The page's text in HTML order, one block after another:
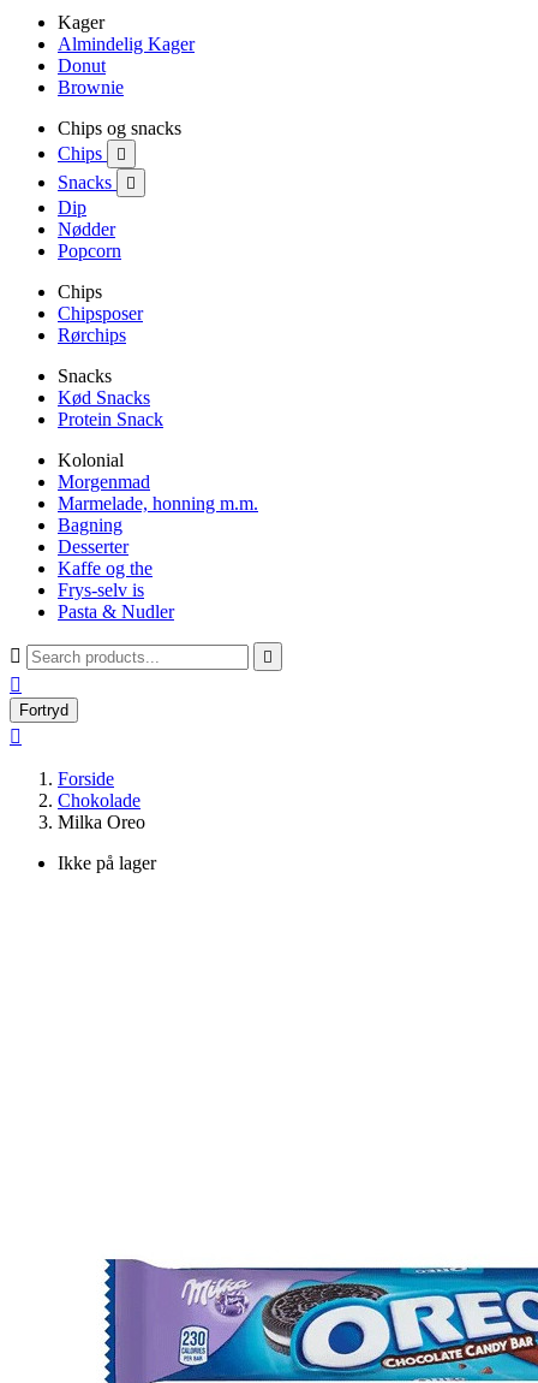
Kager
Almindelig Kager
Donut
Brownie
Chips og snacks
Chips

Snacks 
Dip
Nødder
Popcorn
Chips
Chipsposer
Rørchips
Snacks
Kød Snacks
Protein Snack
Kolonial
Morgenmad
Marmelade, honning m.m.
Bagning
Desserter
Kaffe og the
Frys-selv is
Pasta & Nudler
 

Fortryd

Forside
Chokolade
Milka Oreo
Ikke på lager